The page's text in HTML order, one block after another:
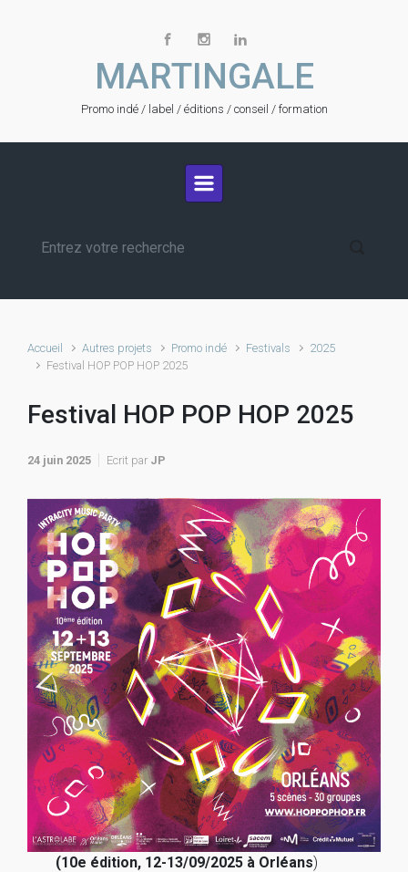
MARTINGALE
Promo indé / label / éditions / conseil / formation
Accueil Autres projets Promo indé Festivals
2025
Festival HOP POP HOP 2025
Festival HOP POP HOP 2025
24 juin 2025 Ecrit par JP
(10e édition, 12-13/09/2025 à Orléans)